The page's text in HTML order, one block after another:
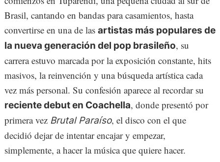
Brasil, cantando en bandas para casamientos, hasta
convertirse en una de las artistas más populares de
la nueva generación del pop brasileño, su
carrera estuvo marcada por la exposición constante, hits
masivos, la reinvención y una búsqueda artística cada
vez más personal. Su confesión aparece al recordar su
reciente debut en Coachella, donde presentó por
primera vez Brutal Paraíso, el disco con el que
decidió dejar de intentar encajar y empezar,
simplemente, a hacer la música que quiere hacer.